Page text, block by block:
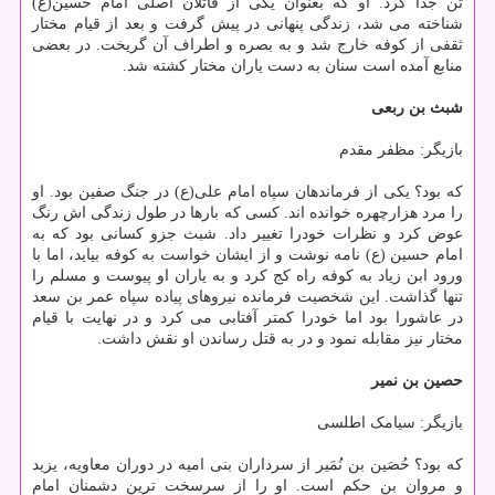
شناخته می شد، زندگی پنهانی در پیش گرفت و بعد از قیام مختار
ثقفی از کوفه خارج شد و به بصره و اطراف آن گریخت. در بعضی
منابع آمده است سنان به دست یاران مختار کشته شد.
شبث بن ربعی
بازیگر: مظفر مقدم
که بود؟ یکی از فرماندهان سپاه امام علی(ع) در جنگ صفین بود. او
را مرد هزارچهره خوانده اند. کسی که بارها در طول زندگی اش رنگ
عوض کرد و نظرات خودرا تغییر داد. شبث جزو کسانی بود که به
امام حسین (ع) نامه نوشت و از ایشان خواست به کوفه بیاید، اما با
ورود ابن زیاد به کوفه راه کج کرد و به یاران او پیوست و مسلم را
تنها گذاشت. این شخصیت فرمانده نیروهای پیاده سپاه عمر بن سعد
در عاشورا بود اما خودرا کمتر آفتابی می کرد و در نهایت با قیام
مختار نیز مقابله نمود و در به قتل رساندن او نقش داشت.
حصین بن نمیر
بازیگر: سیامک اطلسی
که بود؟ حُصَین بن نُمَیر از سرداران بنی امیه در دوران معاویه، یزید
و مروان بن حکم است. او را از سرسخت ترین دشمنان امام